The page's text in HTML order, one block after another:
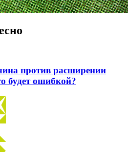
против расширении
будет ошибкой?